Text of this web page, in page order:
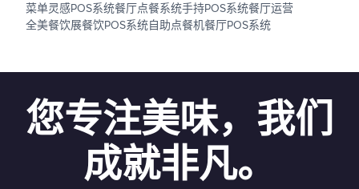
菜单灵感POS系统餐厅点餐系统手持POS系统餐厅运营
全美餐饮展餐饮POS系统自助点餐机餐厅POS系统
您专注美味，我们
成就非凡。